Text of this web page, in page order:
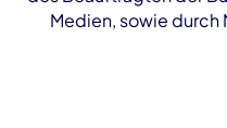
Medien, sowie